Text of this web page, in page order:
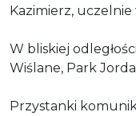
Kazimierz, uczelnie
W bliskiej
Wiślane, Park
Przystanki